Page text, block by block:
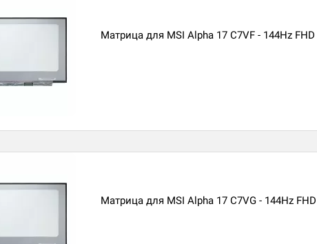
Матрица для MSI Alpha 17 C7VF - 144Hz FHD
Матрица для MSI Alpha 17 C7VG - 144Hz FHD